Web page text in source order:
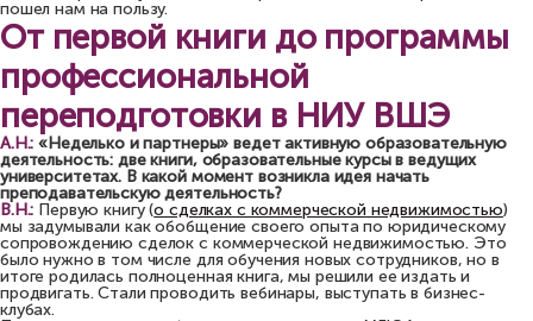
пошел нам на пользу.
От первой книги до программы
профессиональной
переподготовки в НИУ ВШЭ
А.Н.: «Неделько и партнеры» ведет активную образовательную
деятельность: две книги, образовательные курсы в ведущих
университетах. В какой момент возникла идея начать
преподавательскую деятельность?
В.Н.: Первую книгу (о сделках с коммерческой недвижимостью)
мы задумывали как обобщение своего опыта по юридическому
сопровождению сделок с коммерческой недвижимостью. Это
было нужно в том числе для обучения новых сотрудников, но в
итоге родилась полноценная книга, мы решили ее издать и
продвигать. Стали проводить вебинары, выступать в бизнес-
клубах.